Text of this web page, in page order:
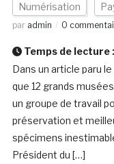
Numérisation
par admin 0
Temps de lecture :
Dans un article paru
que 12 grands
un groupe de travail
préservation et
spécimens
Président du […]